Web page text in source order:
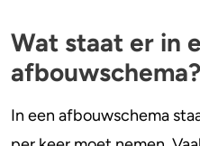
Wat staat er in
afbouwschema?
In een afbouwschema